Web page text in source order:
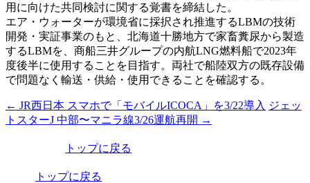
用に向けた共同検討に関する覚書を締結した。
エア・ウォーターが環境省に採択され推進するLBMの技術
開発・実証事業のもと、北海道十勝地方で家畜糞尿から製造
するLBMを、商船三井グループの内航LNG燃料船で2023年
度後半に使用することを目指す。両社で船陸双方の既存設備
で問題なく輸送・供給・使用できることを確認する。
投
稿
← JR西日本 スマホで「モバイルICOCA」を3/22導入 ジェッ
トスターJ 中部〜マニラ線3/26運航再開 →
トップに戻る
トップに戻る